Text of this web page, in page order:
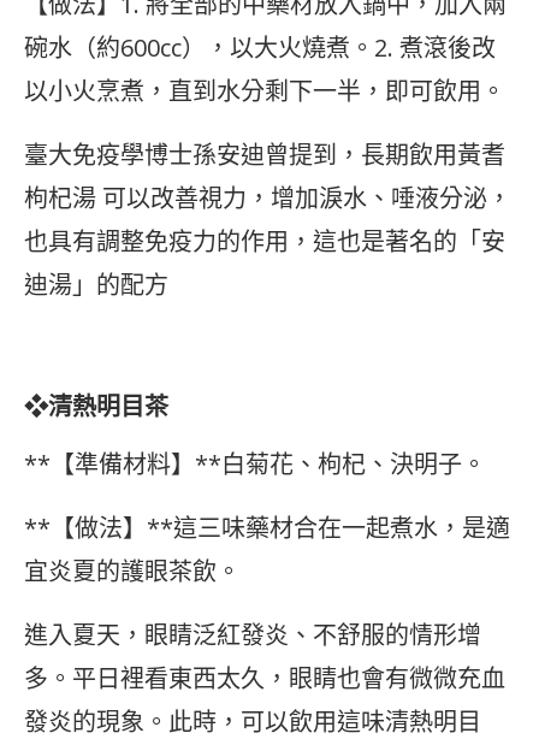
碗水（約600cc），以大火燒煮。2. 煮滾後改
以小火烹煮，直到水分剩下一半，即可飲用。
臺大免疫學博士孫安迪曾提到，長期飲用黃耆
枸杞湯 可以改善視力，增加淚水、唾液分泌，
也具有調整免疫力的作用，這也是著名的「安
迪湯」的配方
❖清熱明目茶
**【準備材料】**白菊花、枸杞、決明子。
**【做法】**這三味藥材合在一起煮水，是適
宜炎夏的護眼茶飲。
進入夏天，眼睛泛紅發炎、不舒服的情形增
多。平日裡看東西太久，眼睛也會有微微充血
發炎的現象。此時，可以飲用這味清熱明目